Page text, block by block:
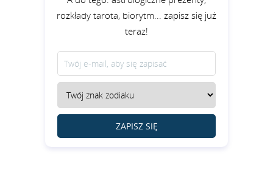
rozkłady tarota, biorytm... zapisz się już
teraz!
ZAPISZ SIĘ